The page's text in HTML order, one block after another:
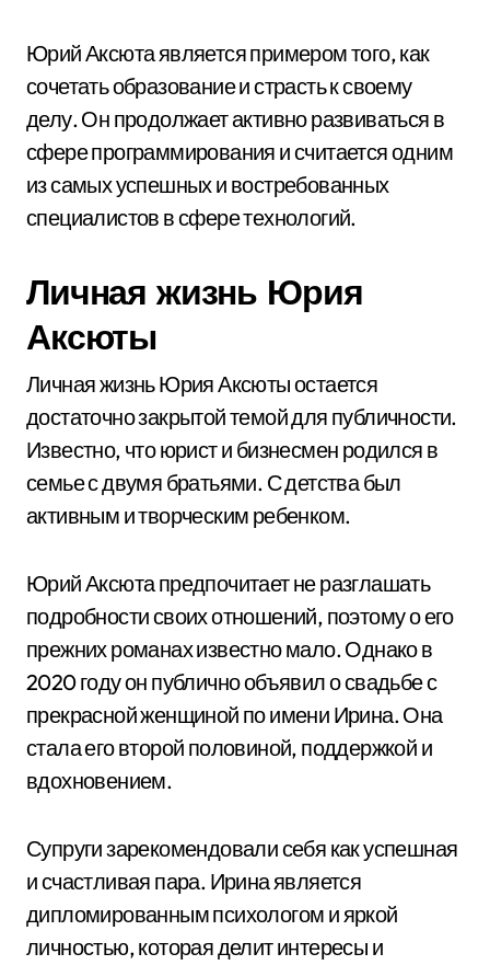
Юрий Аксюта является примером того, как
сочетать образование и страсть к своему
делу. Он продолжает активно развиваться в
сфере программирования и считается одним
из самых успешных и востребованных
специалистов в сфере технологий.
Личная жизнь Юрия
Аксюты
Личная жизнь Юрия Аксюты остается
достаточно закрытой темой для публичности.
Известно, что юрист и бизнесмен родился в
семье с двумя братьями. С детства был
активным и творческим ребенком.
Юрий Аксюта предпочитает не разглашать
подробности своих отношений, поэтому о его
прежних романах известно мало. Однако в
2020 году он публично объявил о свадьбе с
прекрасной женщиной по имени Ирина. Она
стала его второй половиной, поддержкой и
вдохновением.
Супруги зарекомендовали себя как успешная
и счастливая пара. Ирина является
дипломированным психологом и яркой
личностью, которая делит интересы и